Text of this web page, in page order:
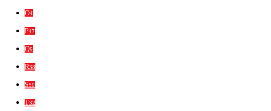
O4
P47
Q9
R38
S59
T32